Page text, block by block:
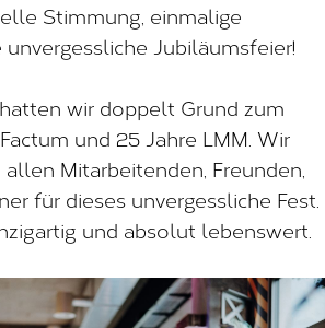
Stimmung, einmalige
unvergessliche Jubiläumsfeier!
wir doppelt Grund zum
und 25 Jahre LMM. Wir
Mitarbeitenden, Freunden,
für dieses unvergessliche Fest.
und absolut lebenswert.